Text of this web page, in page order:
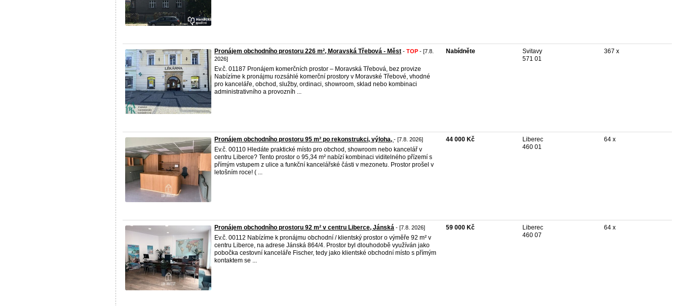
Pronájem obchodního prostoru 226 m², Moravská Třebová - Měst - TOP - [7.8.
2026]
Ev.č. 01187 Pronájem komerčních prostor – Moravská Třebová, bez provize
Nabízíme k pronájmu rozsáhlé komerční prostory v Moravské Třebové, vhodné
pro kanceláře, obchod, služby, ordinaci, showroom, sklad nebo kombinaci
administrativního a provozníh ...
Nabídněte
Svitavy
571 01
367 x
Pronájem obchodního prostoru 95 m² po rekonstrukci, výloha, - [7.8. 2026]
Ev.č. 00110 Hledáte praktické místo pro obchod, showroom nebo kancelář v
centru Liberce? Tento prostor o 95,34 m² nabízí kombinaci viditelného přízemí s
přímým vstupem z ulice a funkční kancelářské části v mezonetu. Prostor prošel v
letošním roce! ( ...
44 000 Kč
Liberec
460 01
64 x
Pronájem obchodního prostoru 92 m² v centru Liberce, Jánská - [7.8. 2026]
Ev.č. 00112 Nabízíme k pronájmu obchodní / klientský prostor o výměře 92 m² v
centru Liberce, na adrese Jánská 864/4. Prostor byl dlouhodobě využíván jako
pobočka cestovní kanceláře Fischer, tedy jako klientské obchodní místo s přímým
kontaktem se ...
59 000 Kč
Liberec
460 07
64 x